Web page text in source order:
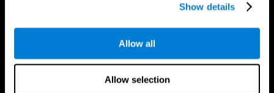
Show details
Allow all
Allow selection